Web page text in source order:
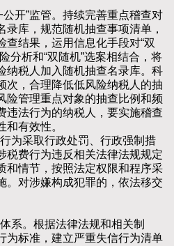
开”监管。持续完善重点稽查对
库，规范随机抽查事项清单，
查结果，运用信息化手段对“双
分析和“双随机”选案相结合，将
纳税人加入随机抽查名录库。科
次，合理降低低风险纳税人的抽
险管理重点对象的抽查比例和频
违法行为的纳税人，要实施稽查
有效性。
采取行政处罚、行政强制措
税费行为违反相关法律法规规定
和情节，按照法定权限和程序采
。对涉嫌构成犯罪的，依法移交
。根据法律法规和相关制
为标准，建立严重失信行为清单